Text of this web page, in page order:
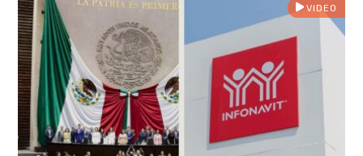
VIDEO